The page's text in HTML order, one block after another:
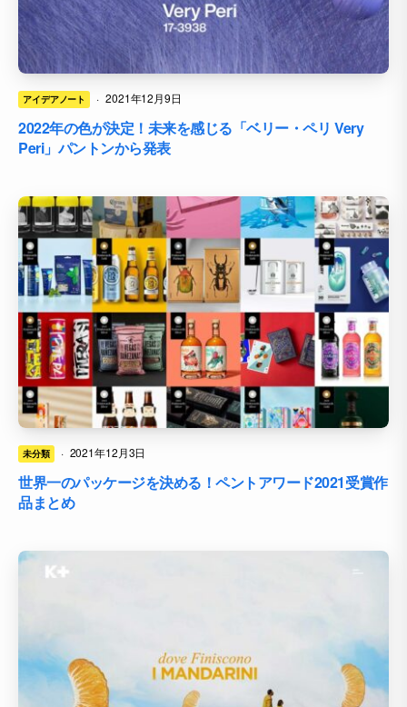
アイデアノート · 2021年12月9日
2022年の色が決定！未来を感じる「ベリー・ペリ Very
Peri」パントンから発表
未分類 · 2021年12月3日
世界一のパッケージを決める！ペントアワード2021受賞作
品まとめ